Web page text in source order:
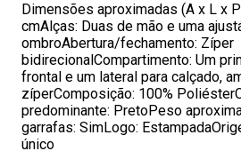
Dimensões aproximadas (A x L x
cmAlças: Duas de mão e uma
ombroAbertura/fechamento: Zíper
bidirecionalCompartimento: Um
frontal e um lateral para calçado,
zíperComposição: 100%
predominante: PretoPeso
garrafas: SimLogo:
único